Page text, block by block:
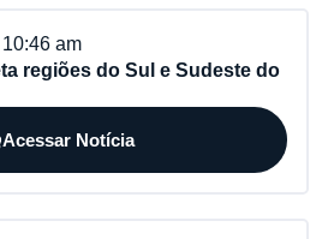
10:46 am
regiões do Sul e Sudeste do
Acessar Notícia